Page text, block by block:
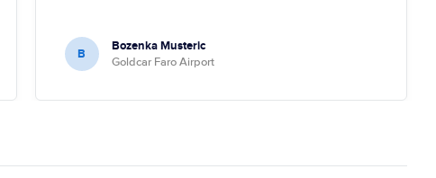
B Bozenka Musteric
Goldcar Faro Airport